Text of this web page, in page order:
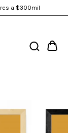
a $300mil